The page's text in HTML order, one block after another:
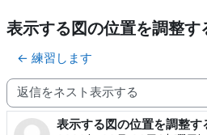
表示する図の位置を調整す
← 練習します
表示モード
表示する図の位置を調整す
返信数: 0